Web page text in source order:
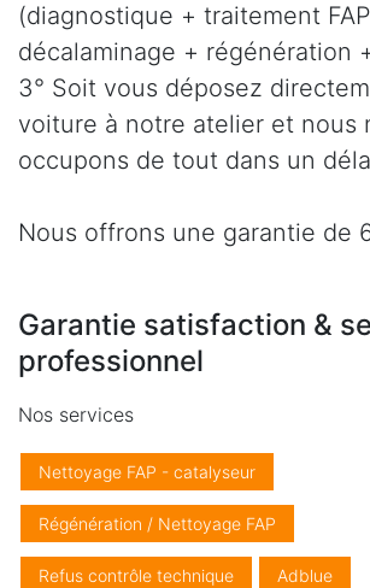
(diagnostique + traitement
décalaminage + régénération
3° Soit vous déposez
voiture à notre atelier et nous
occupons de tout dans un
Nous offrons une garantie de
Garantie satisfaction &
professionnel
Nos services
Nettoyage FAP - catalyseur
Régénération / Nettoyage FAP
Refus contrôle technique Adblue